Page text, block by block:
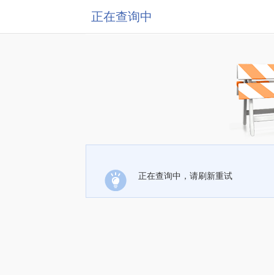
正在查询中
正在查询中，请刷新重试